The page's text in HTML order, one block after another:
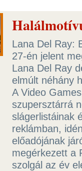
Lana Del Ray:
27-én jelent
Lana Del Ray
elmúlt néhány
A Video
szupersztárrá
slágerlistáinak
reklámban,
előadójának
megérkezett a
szolgál az év